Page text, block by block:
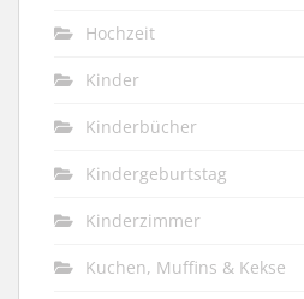
Hochzeit
Kinder
Kinderbücher
Kindergeburtstag
Kinderzimmer
Kuchen, Muffins & Kekse